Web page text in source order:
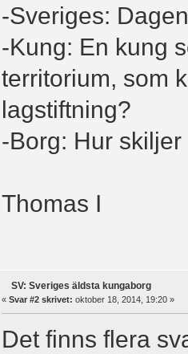
-Sveriges:
-Kung: En kung
territorium, som
lagstiftning?
-Borg: Hur
Thomas I
SV: Sveriges äldsta kungaborg
« Svar #2 skrivet: oktober 18, 2014, 19:20 »
Det finns flera